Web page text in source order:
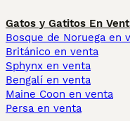
Gatos y Gatitos En
Bosque de Noruega en
Británico en venta
Sphynx en venta
Bengalí en venta
Maine Coon en venta
Persa en venta